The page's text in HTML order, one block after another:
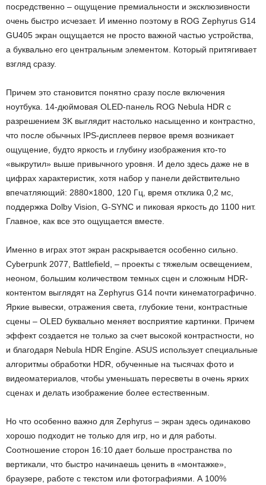
посредственно – ощущение премиальности и эксклюзивности
очень быстро исчезает. И именно поэтому в ROG Zephyrus G14
GU405 экран ощущается не просто важной частью устройства,
а буквально его центральным элементом. Который притягивает
взгляд сразу.
Причем это становится понятно сразу после включения
ноутбука. 14-дюймовая OLED-панель ROG Nebula HDR с
разрешением 3K выглядит настолько насыщенно и контрастно,
что после обычных IPS-дисплеев первое время возникает
ощущение, будто яркость и глубину изображения кто-то
«выкрутил» выше привычного уровня. И дело здесь даже не в
цифрах характеристик, хотя набор у панели действительно
впечатляющий: 2880×1800, 120 Гц, время отклика 0,2 мс,
поддержка Dolby Vision, G-SYNC и пиковая яркость до 1100 нит.
Главное, как все это ощущается вместе.
Именно в играх этот экран раскрывается особенно сильно.
Cyberpunk 2077, Battlefield, – проекты с тяжелым освещением,
неоном, большим количеством темных сцен и сложным HDR-
контентом выглядят на Zephyrus G14 почти кинематографично.
Яркие вывески, отражения света, глубокие тени, контрастные
сцены – OLED буквально меняет восприятие картинки. Причем
эффект создается не только за счет высокой контрастности, но
и благодаря Nebula HDR Engine. ASUS использует специальные
алгоритмы обработки HDR, обученные на тысячах фото и
видеоматериалов, чтобы уменьшать пересветы в очень ярких
сценах и делать изображение более естественным.
Но что особенно важно для Zephyrus – экран здесь одинаково
хорошо подходит не только для игр, но и для работы.
Соотношение сторон 16:10 дает больше пространства по
вертикали, что быстро начинаешь ценить в «монтажке»,
браузере, работе с текстом или фотографиями. А 100%